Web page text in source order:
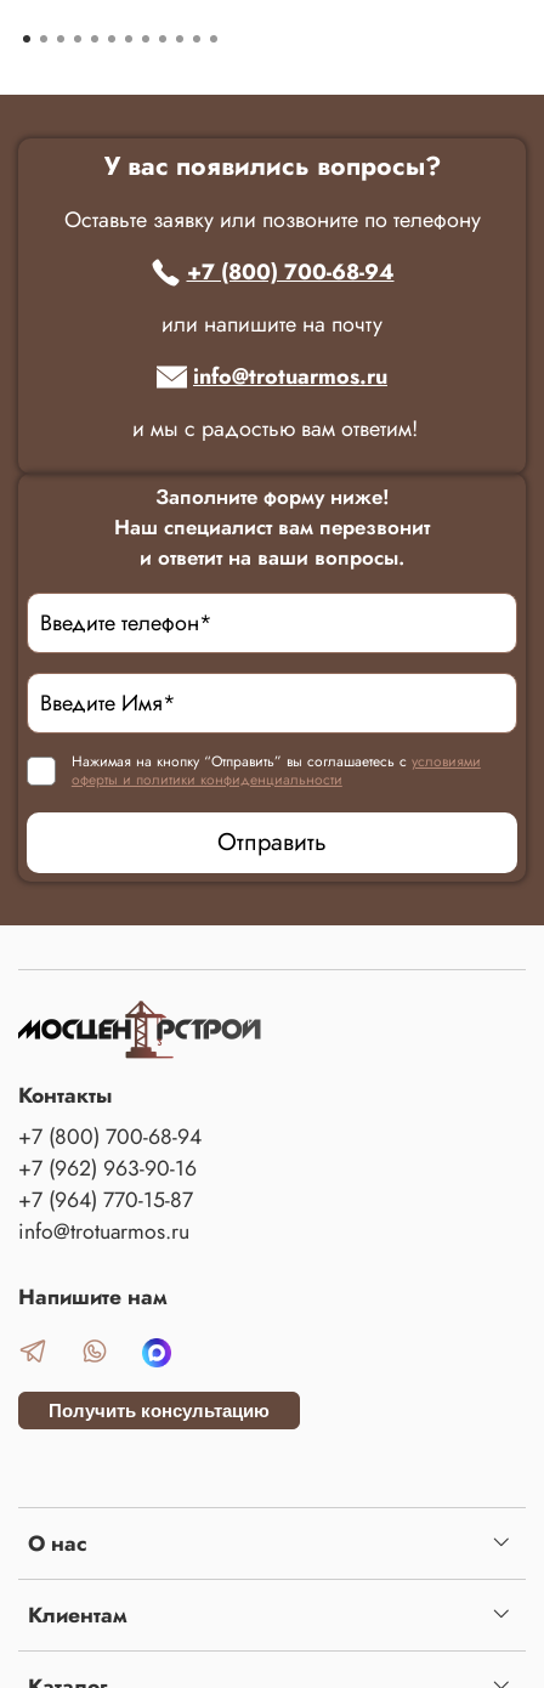
У вас появились вопросы?
Оставьте заявку или позвоните по телефону
+7 (800) 700-68-94
или напишите на почту
info@trotuarmos.ru
и мы с радостью вам ответим!
Заполните форму ниже!
Наш специалист вам перезвонит
и ответит на ваши вопросы.
Нажимая на кнопку “Отправить” вы соглашаетесь с условиями
оферты и политики конфиденциальности
Отправить
О нас
Клиентам
Контакты
+7 (800) 700-68-94
+7 (962) 963-90-16
+7 (964) 770-15-87
info@trotuarmos.ru
Напишите нам
Получить консультацию